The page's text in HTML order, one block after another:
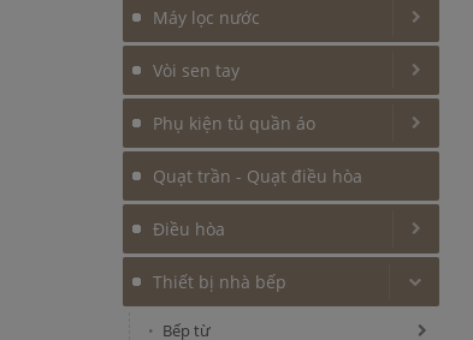
Máy lọc nước
Vòi sen tay
Phụ kiện tủ quần áo
Quạt trần - Quạt điều hòa
Điều hòa
Thiết bị nhà bếp
Bếp từ